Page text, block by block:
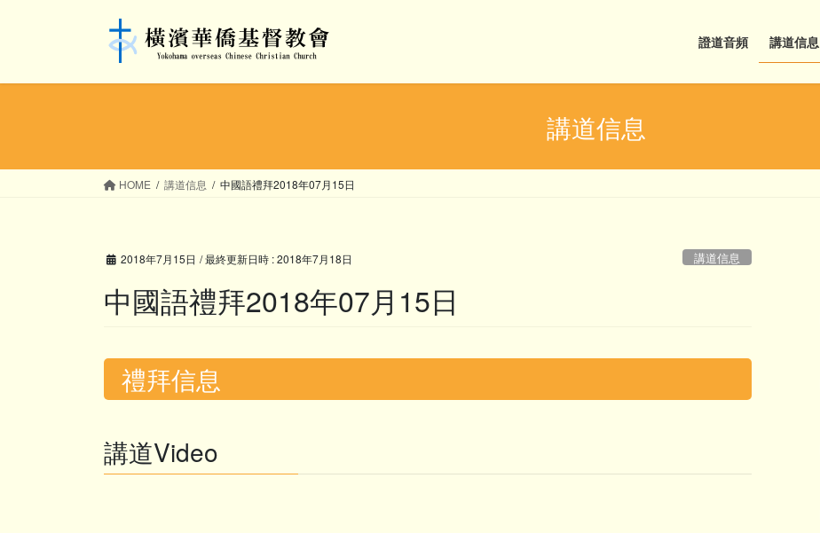
證道音頻 講道信息
講道信息
HOME 講道信息 中國語禮拜2018年07月15日
2018年7月15日 / 最終更新日時 :2018年7月18日 講道信息
中國語禮拜2018年07月15日
禮拜信息
講道Video